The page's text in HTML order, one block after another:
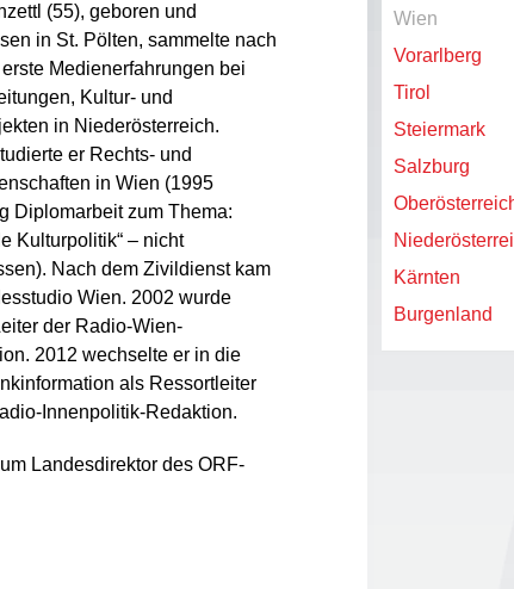
(55), geboren und
in St. Pölten, sammelte nach
Medienerfahrungen bei
Kultur- und
in Niederösterreich.
er Rechts- und
in Wien (1995
Diplomarbeit zum Thema:
Kulturpolitik“ – nicht
Nach dem Zivildienst kam
Wien. 2002 wurde
der Radio-Wien-
2012 wechselte er in die
als Ressortleiter
Innenpolitik-Redaktion.
Landesdirektor des ORF-
Wien
Vorarlberg
Tirol
Steiermark
Salzburg
Kärnten
Burgenland